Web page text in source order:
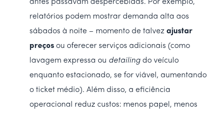
antes passavam despercebidas. Por exemplo,
relatórios podem mostrar demanda alta aos
sábados à noite – momento de talvez ajustar
preços ou oferecer serviços adicionais (como
lavagem expressa ou detailing do veículo
enquanto estacionado, se for viável, aumentando
o ticket médio). Além disso, a eficiência
operacional reduz custos: menos papel, menos